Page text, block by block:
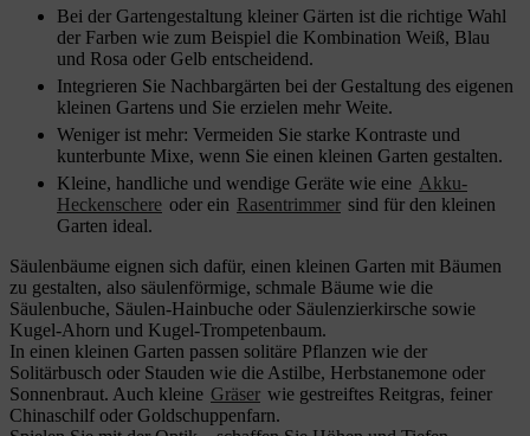
Bei der Gartengestaltung kleiner Gärten ist die richtige Wahl
der Farben wie zum Beispiel die Kombination Weiß, Blau
und Rosa oder Gelb entscheidend.
Integrieren Sie Nachbargärten bei der Gestaltung des eigenen
kleinen Gartens und Sie erzielen mehr Weite.
Weniger ist mehr: Vermeiden Sie starke Kontraste und
kunterbunte Mixe, wenn Sie einen kleinen Garten gestalten.
Kleine, handliche und wendige Geräte wie eine Akku-
Heckenschere oder ein Rasentrimmer sind für den kleinen
Garten ideal.
Säulenbäume eignen sich dafür, einen kleinen Garten mit Bäumen
zu gestalten, also säulenförmige, schmale Bäume wie die
Säulenbuche, Säulen-Hainbuche oder Säulenzierkirsche sowie
Kugel-Ahorn und Kugel-Trompetenbaum.
In einen kleinen Garten passen solitäre Pflanzen wie der
Solitärbusch oder Stauden wie die Astilbe, Herbstanemone oder
Sonnenbraut. Auch kleine Gräser wie gestreiftes Reitgras, feiner
Chinaschilf oder Goldschuppenfarn.